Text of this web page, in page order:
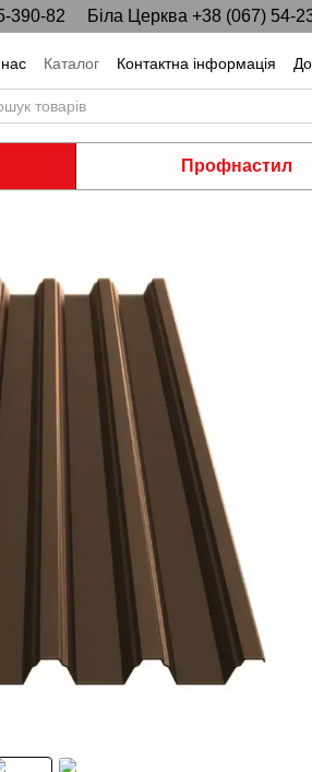
390-82 Біла Церква +38 (067) 54-
Каталог Контактна інформація
Профнастил